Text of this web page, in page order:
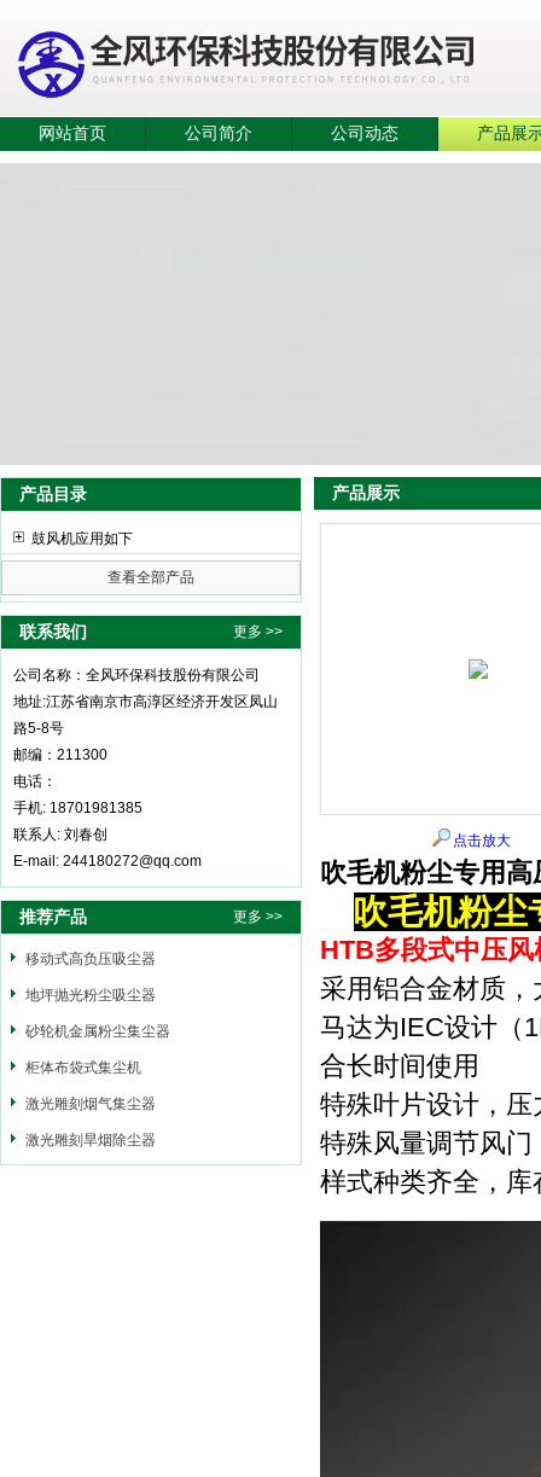
网站首页 公司简介 公司动态 产品展
产品目录
鼓风机应用如下
查看全部产品
联系我们 更多 >>
公司名称：全风环保科技股份有限公司
地址:江苏省南京市高淳区经济开发区凤山
路5-8号
邮编：211300
电话：
手机: 18701981385
联系人: 刘春创
E-mail: 244180272@qq.com
推荐产品 更多 >>
移动式高负压吸尘器
地坪抛光粉尘吸尘器
砂轮机金属粉尘集尘器
柜体布袋式集尘机
激光雕刻烟气集尘器
激光雕刻旱烟除尘器
产品展示
点击放大
吹毛机粉尘专用高
吹毛机粉尘
HTB多段式中压风
采用铝合金材质
马达为IEC设计（
合长时间使用
特殊叶片设计，
特殊风量调节风
样式种类齐全，